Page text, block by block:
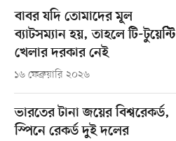
বাবর যদি তোমাদের মূল
ব্যাটসম্যান হয়, তাহলে টি-টুয়েন্টি
খেলার দরকার নেই
১৬ ফেব্রুয়ারি ২০২৬
ভারতের টানা জয়ের বিশ্বরেকর্ড,
স্পিনে রেকর্ড দুই দলের